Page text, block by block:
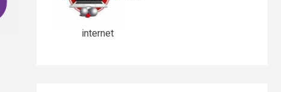
internet